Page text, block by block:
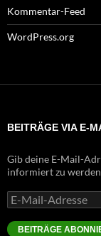
Kommentar-Feed
WordPress.org
BEITRÄGE VIA E-
Gib deine E-Mail-
informiert zu werden
E-
Mail-
Adresse
BEITRÄGE